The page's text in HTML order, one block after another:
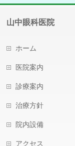
山中眼科医院
ホーム
医院案内
診療案内
治療方針
院内設備
アクセス